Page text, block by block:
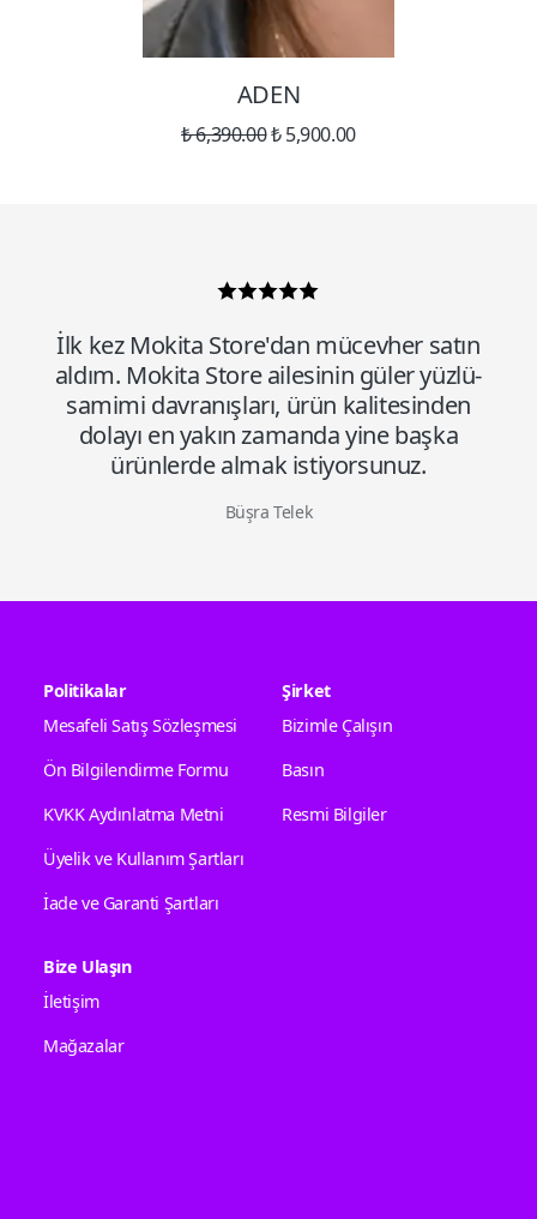
ADEN
₺ 6,390.00₺ 5,900.00
İlk kez Mokita Store'dan mücevher satın
aldım. Mokita Store ailesinin güler yüzlü-
samimi davranışları, ürün kalitesinden
dolayı en yakın zamanda yine başka
ürünlerde almak istiyorsunuz.
Büşra Telek
Politikalar
Mesafeli Satış Sözleşmesi
Ön Bilgilendirme Formu
KVKK Aydınlatma Metni
Üyelik ve Kullanım Şartları
İade ve Garanti Şartları
Şirket
Bizimle Çalışın
Basın
Resmi Bilgiler
Bize Ulaşın
İletişim
Mağazalar